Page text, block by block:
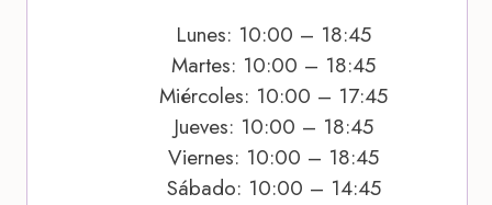
Lunes: 10:00 – 18:45
Martes: 10:00 – 18:45
Miércoles: 10:00 – 17:45
Jueves: 10:00 – 18:45
Viernes: 10:00 – 18:45
Sábado: 10:00 – 14:45